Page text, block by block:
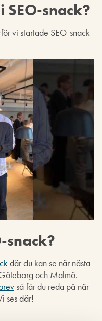
snack?
vi startade SEO-snack
snack?
där du kan se när nästa
och Malmö.
så får du reda på när
ses där!